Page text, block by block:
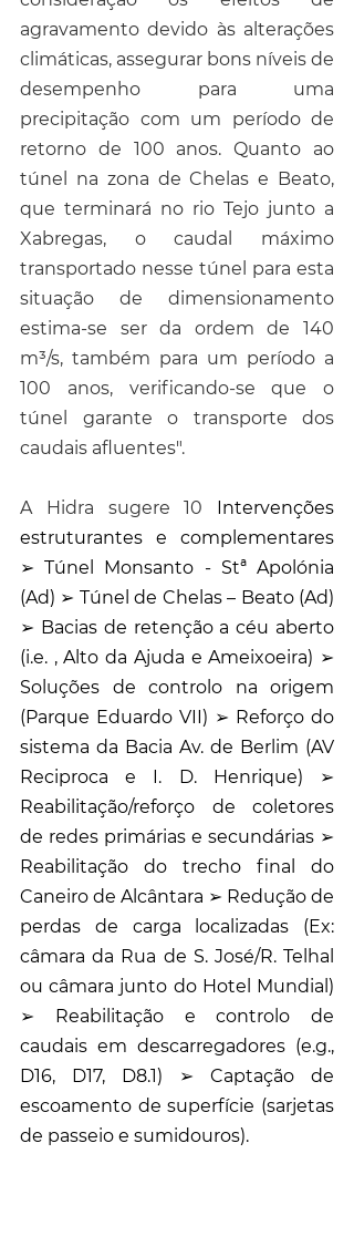
agravamento devido às alterações
climáticas, assegurar bons níveis de
desempenho para uma
precipitação com um período de
retorno de 100 anos. Quanto ao
túnel na zona de Chelas e Beato,
que terminará no rio Tejo junto a
Xabregas, o caudal máximo
transportado nesse túnel para esta
situação de dimensionamento
estima-se ser da ordem de 140
m³/s, também para um período a
100 anos, verificando-se que o
túnel garante o transporte dos
caudais afluentes".
A Hidra sugere 10 Intervenções
estruturantes e complementares
➢ Túnel Monsanto - Stª Apolónia
(Ad) ➢ Túnel de Chelas – Beato (Ad)
➢ Bacias de retenção a céu aberto
(i.e. , Alto da Ajuda e Ameixoeira) ➢
Soluções de controlo na origem
(Parque Eduardo VII) ➢ Reforço do
sistema da Bacia Av. de Berlim (AV
Reciproca e I. D. Henrique) ➢
Reabilitação/reforço de coletores
de redes primárias e secundárias ➢
Reabilitação do trecho final do
Caneiro de Alcântara ➢ Redução de
perdas de carga localizadas (Ex:
câmara da Rua de S. José/R. Telhal
ou câmara junto do Hotel Mundial)
➢ Reabilitação e controlo de
caudais em descarregadores (e.g.,
D16, D17, D8.1) ➢ Captação de
escoamento de superfície (sarjetas
de passeio e sumidouros).